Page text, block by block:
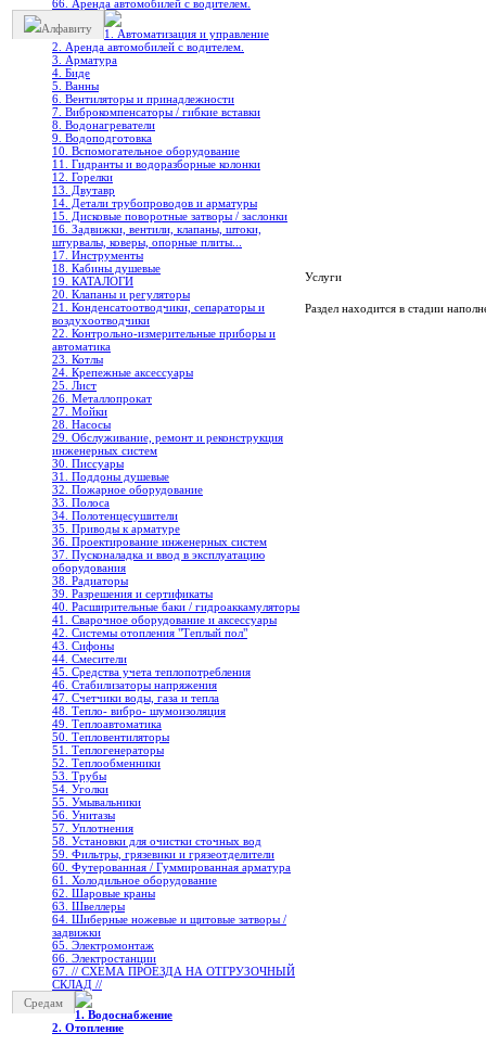
66. Аренда автомобилей с водителем.
Алфавиту
1. Автоматизация и управление
2. Аренда автомобилей с водителем.
3. Арматура
4. Биде
5. Ванны
6. Вентиляторы и принадлежности
7. Виброкомпенсаторы / гибкие вставки
8. Водонагреватели
9. Водоподготовка
10. Вспомогательное оборудование
11. Гидранты и водоразборные колонки
12. Горелки
13. Двутавр
14. Детали трубопроводов и арматуры
15. Дисковые поворотные затворы / заслонки
16. Задвижки, вентили, клапаны, штоки,
штурвалы, коверы, опорные плиты...
17. Инструменты
18. Кабины душевые
19. КАТАЛОГИ
20. Клапаны и регуляторы
21. Конденсатоотводчики, сепараторы и
воздухоотводчики
22. Контрольно-измерительные приборы и
автоматика
23. Котлы
24. Крепежные аксессуары
25. Лист
26. Металлопрокат
27. Мойки
28. Насосы
29. Обслуживание, ремонт и реконструкция
инженерных систем
30. Писсуары
31. Поддоны душевые
32. Пожарное оборудование
33. Полоса
34. Полотенцесушители
35. Приводы к арматуре
36. Проектирование инженерных систем
37. Пусконаладка и ввод в эксплуатацию
оборудования
38. Радиаторы
39. Разрешения и сертификаты
40. Расширительные баки / гидроаккамуляторы
41. Сварочное оборудование и аксессуары
42. Системы отопления "Теплый пол"
43. Сифоны
44. Смесители
45. Средства учета теплопотребления
46. Стабилизаторы напряжения
47. Счетчики воды, газа и тепла
48. Тепло- вибро- шумоизоляция
49. Теплоавтоматика
50. Тепловентиляторы
51. Теплогенераторы
52. Теплообменники
53. Трубы
54. Уголки
55. Умывальники
56. Унитазы
57. Уплотнения
58. Установки для очистки сточных вод
59. Фильтры, грязевики и грязеотделители
60. Футерованная / Гуммированная арматура
61. Холодильное oборудование
62. Шаровые краны
63. Швеллеры
64. Шиберные ножевые и щитовые затворы /
задвижки
65. Электромонтаж
66. Электростанции
67. // СХЕМА ПРОЕЗДА НА ОТГРУЗОЧНЫЙ
СКЛАД //
Средам
1. Водоснабжение
2. Отопление
Услуги
Раздел находится в стадии